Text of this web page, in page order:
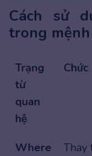
Cách sử
trong
Trạng
từ
quan
hệ
Chức
Where
Thay